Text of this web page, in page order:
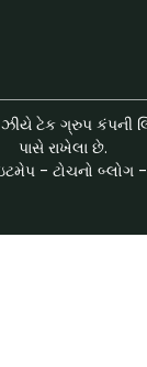
ટેક ગ્રુપ કંપની
પાસે રાખેલા છે.
- ટોચનો બ્લોગ -